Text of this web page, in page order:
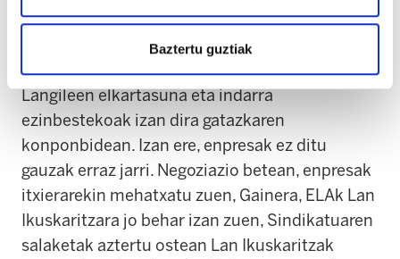
Baztertu guztiak
interlokuzioari eutsi dio grebak iraun duen
Langileen elkartasuna eta indarra
ezinbestekoak izan dira gatazkaren
konponbidean. Izan ere, enpresak ez ditu
gauzak erraz jarri. Negoziazio betean, enpresak
itxierarekin mehatxatu zuen, Gainera, ELAk Lan
Ikuskaritzara jo behar izan zuen, Sindikatuaren
salaketak aztertu ostean Lan Ikuskaritzak